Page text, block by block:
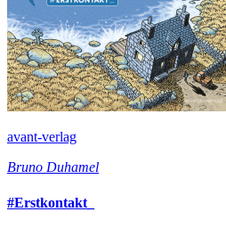
avant-verlag
Bruno Duhamel
#Erstkontakt_